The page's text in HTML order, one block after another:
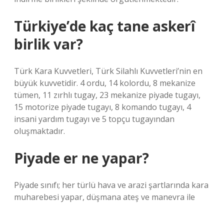
Türkiye’de kaç tane askerî
birlik var?
Türk Kara Kuvvetleri, Türk Silahlı Kuvvetleri’nin en
büyük kuvvetidir. 4 ordu, 14 kolordu, 8 mekanize
tümen, 11 zırhlı tugay, 23 mekanize piyade tugayı,
15 motorize piyade tugayı, 8 komando tugayı, 4
insani yardım tugayı ve 5 topçu tugayından
oluşmaktadır.
Piyade er ne yapar?
Piyade sınıfı; her türlü hava ve arazi şartlarında kara
muharebesi yapar, düşmana ateş ve manevra ile